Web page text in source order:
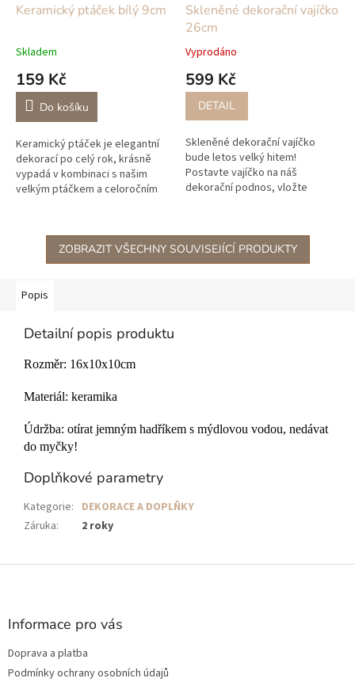
Keramický ptáček bílý 9cm
Skladem
159 Kč
Do košíku
Keramický ptáček je elegantní
dekorací po celý rok, krásně
vypadá v kombinaci s našim
velkým ptáčkem a celoročním
velikostech.
Skleněné dekorační vajíčko
26cm
Vyprodáno
599 Kč
DETAIL
Skleněné dekorační vajíčko
bude letos velký hitem!
Postavte vajíčko na náš
dekorační podnos, vložte
ptáčka a máte...
ZOBRAZIT VŠECHNY SOUVISEJÍCÍ PRODUKTY
Popis
Detailní popis produktu
Rozměr: 16x10x10cm
Materiál: keramika
Údržba: otírat jemným hadříkem s mýdlovou vodou, nedávat
do myčky!
Doplňkové parametry
Kategorie: DEKORACE A DOPLŇKY
Záruka: 2 roky
Z
Informace pro vás
Doprava a platba
Podmínky ochrany osobních údajů